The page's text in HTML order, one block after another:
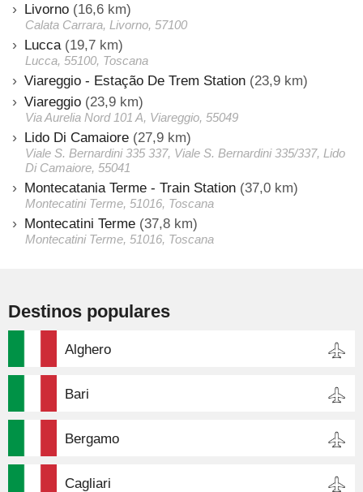
Livorno (16,6 km)
Calata Carrara, Livorno, 57100
Lucca (19,7 km)
Lucca, 55100, Toscana
Viareggio - Estação De Trem Station (23,9 km)
Viareggio (23,9 km)
Via Aurelia Nord 101 A, Viareggio, 55049
Lido Di Camaiore (27,9 km)
Viale S. Bernardini 335 337, Viale S. Bernardini 335/337, Lido
Di Camaiore, 55041
Montecatania Terme - Train Station (37,0 km)
Montecatini Terme, 51016, Toscana
Montecatini Terme (37,8 km)
Montecatini Terme, 51016, Toscana
Destinos populares
Alghero
Bari
Bergamo
Cagliari